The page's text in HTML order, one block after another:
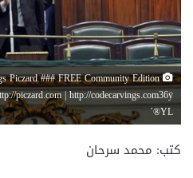
Piczard ### FREE Community Edition
piczard.com | http://codecarvings.com36ÿ
´®YL
كتب: محمد سرحان